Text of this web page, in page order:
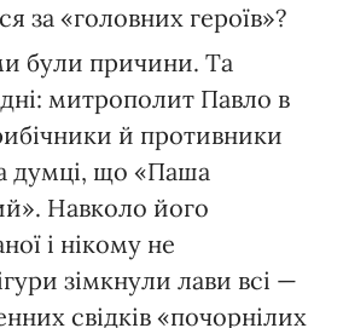
за «головних героїв»?
були причини. Та
митрополит Павло в
й противники
думці, що «Паша
Навколо його
і нікому не
зімкнули лави всі —
свідків «почорнілих